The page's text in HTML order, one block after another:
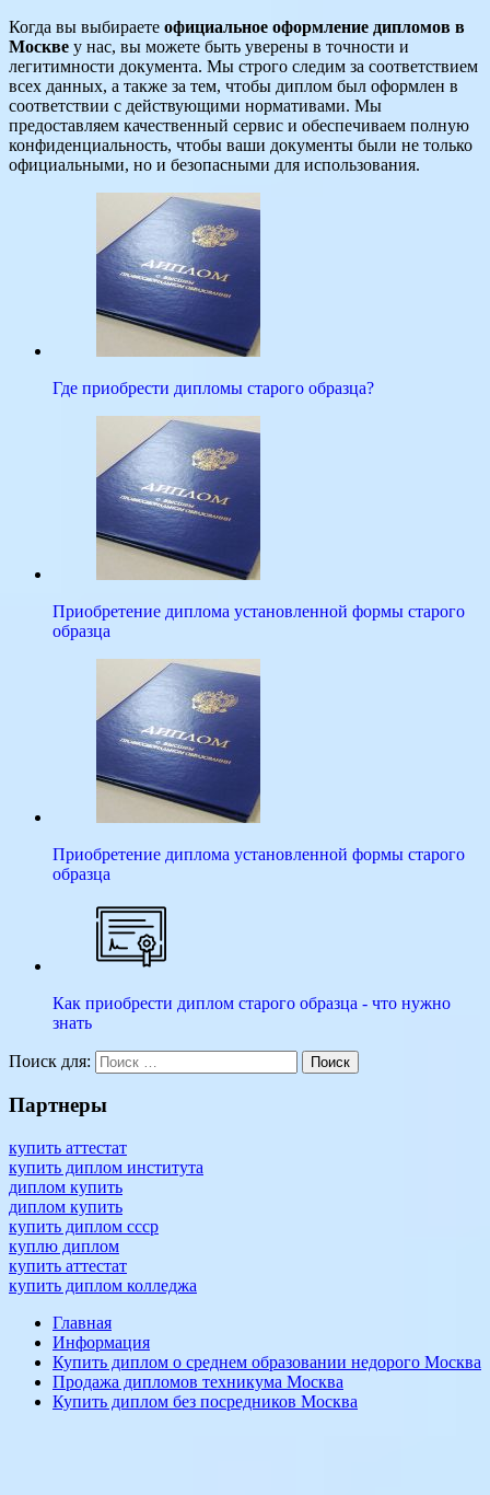
Когда вы выбираете официальное оформление дипломов в
Москве у нас, вы можете быть уверены в точности и
легитимности документа. Мы строго следим за соответствием
всех данных, а также за тем, чтобы диплом был оформлен в
соответствии с действующими нормативами. Мы
предоставляем качественный сервис и обеспечиваем полную
конфиденциальность, чтобы ваши документы были не только
официальными, но и безопасными для использования.
Где приобрести дипломы старого образца?
Приобретение диплома установленной формы старого
образца
Приобретение диплома установленной формы старого
образца
Как приобрести диплом старого образца - что нужно
знать
заказать
образецоригиналприобрестис
реестромсколько
стоит
университет
Поиск для: Поиск
Партнеры
купить аттестат
купить диплом института
диплом купить
диплом купить
купить диплом ссср
куплю диплом
купить аттестат
купить диплом колледжа
Главная
Информация
Купить диплом о среднем образовании недорого Москва
Продажа дипломов техникума Москва
Купить диплом без посредников Москва